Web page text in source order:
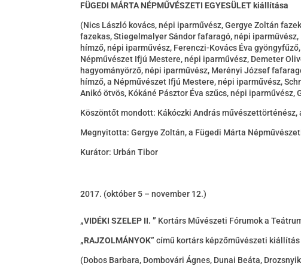
FÜGEDI MÁRTA NÉPMŰVÉSZETI EGYESÜLET kiállítása
(Nics László kovács, népi iparművész, Gergye Zoltán
fazekas, Stiegelmalyer Sándor fafaragó, népi
hímző, népi iparművész, Ferenczi-Kovács Éva
Népművészet Ifjú Mestere, népi iparművész, Demeter
hagyományörző, népi iparművész, Merényi József
hímző, a Népművészet Ifjú Mestere, népi iparművész,
Anikó ötvös, Kókáné Pásztor Éva szűcs, népi
Köszöntőt mondott: Kákóczki András
Megnyitotta: Gergye Zoltán, a Fügedi Márta
Kurátor: Urbán Tibor
(október 5 – november 12.)
„VIDÉKI SZELEP II. ” Kortárs Művészeti Fórumok a
„RAJZOLMÁNYOK”című kortárs képzőművészeti kiállítás
(Dobos Barbara, Dombovári Ágnes, Dunai Beáta,